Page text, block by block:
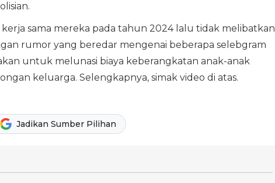
sama mereka pada tahun 2024 lalu tidak melibatkan
rumor yang beredar mengenai beberapa selebgram
untuk melunasi biaya keberangkatan anak-anak
keluarga. Selengkapnya, simak video di atas.
Jadikan Sumber Pilihan